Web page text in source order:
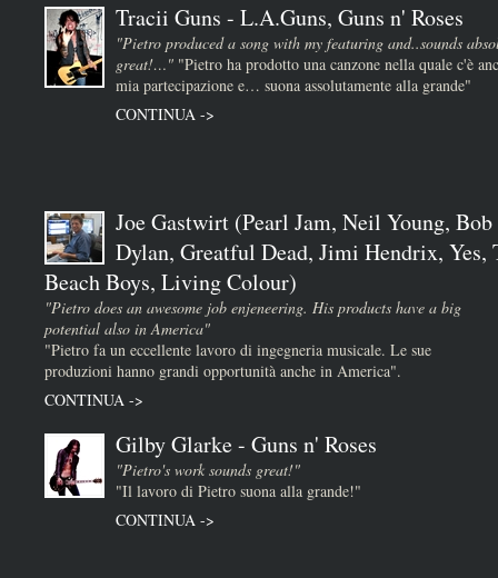
Tracii Guns - L.A.Guns, Guns n' Roses
"Pietro produced a song with my featuring and..sounds
great!…" "Pietro ha prodotto una canzone nella quale c'è
mia partecipazione e… suona assolutamente alla grande"
CONTINUA ->
Joe Gastwirt (Pearl Jam, Neil Young, Bob
Dylan, Greatful Dead, Jimi Hendrix, Yes,
Beach Boys, Living Colour)
"Pietro does an awesome job enjeneering. His products have a big
potential also in America"
"Pietro fa un eccellente lavoro di ingegneria musicale. Le sue
produzioni hanno grandi opportunità anche in America".
CONTINUA ->
Gilby Glarke - Guns n' Roses
"Pietro's work sounds great!"
"Il lavoro di Pietro suona alla grande!"
CONTINUA ->